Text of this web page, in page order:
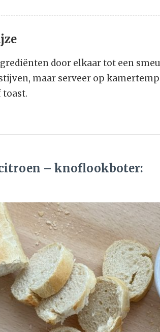
door elkaar tot een
maar serveer op
toast.
citroen – knoflookboter: